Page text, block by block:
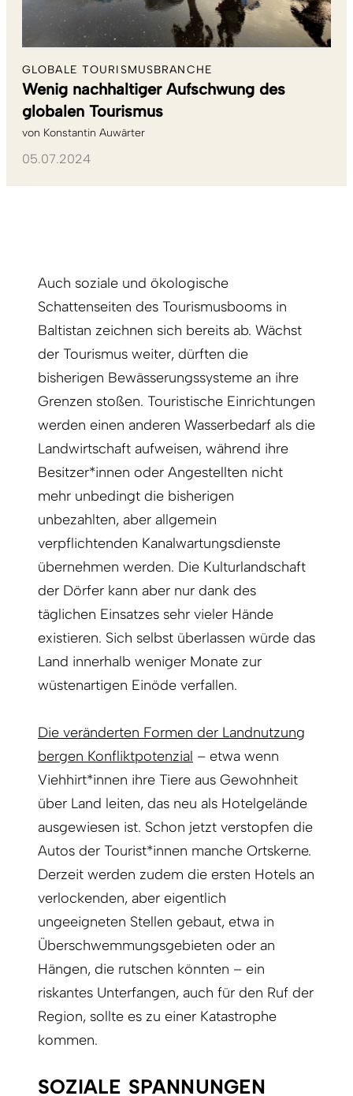
GLOBALE TOURISMUSBRANCHE
Wenig nachhaltiger Aufschwung des
globalen Tourismus
von Konstantin Auwärter
05.07.2024
Auch soziale und ökologische
Schattenseiten des Tourismusbooms in
Baltistan zeichnen sich bereits ab. Wächst
der Tourismus weiter, dürften die
bisherigen Bewässerungssysteme an ihre
Grenzen stoßen. Touristische Einrichtungen
werden einen anderen Wasserbedarf als die
Landwirtschaft aufweisen, während ihre
Besitzer*innen oder Angestellten nicht
mehr unbedingt die bisherigen
unbezahlten, aber allgemein
verpflichtenden Kanalwartungsdienste
übernehmen werden. Die Kulturlandschaft
der Dörfer kann aber nur dank des
täglichen Einsatzes sehr vieler Hände
existieren. Sich selbst überlassen würde das
Land innerhalb weniger Monate zur
wüstenartigen Einöde verfallen.
Die veränderten Formen der Landnutzung
bergen Konfliktpotenzial – etwa wenn
Viehhirt*innen ihre Tiere aus Gewohnheit
über Land leiten, das neu als Hotelgelände
ausgewiesen ist. Schon jetzt verstopfen die
Autos der Tourist*innen manche Ortskerne.
Derzeit werden zudem die ersten Hotels an
verlockenden, aber eigentlich
ungeeigneten Stellen gebaut, etwa in
Überschwemmungsgebieten oder an
Hängen, die rutschen könnten – ein
riskantes Unterfangen, auch für den Ruf der
Region, sollte es zu einer Katastrophe
kommen.
SOZIALE SPANNUNGEN